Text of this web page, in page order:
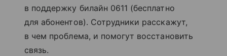
в поддержку билайн 0611 (бесплатно
для абонентов). Сотрудники расскажут,
в чем проблема, и помогут восстановить
связь.